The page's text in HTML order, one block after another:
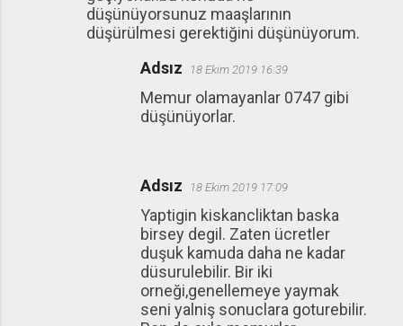
düşünüyorsunuz maaşlarının
düşürülmesi gerektiğini düşünüyorum.
Adsız
18 Ekim 2019 16:39
Memur olamayanlar 0747 gibi
düşünüyorlar.
Adsız 18 Ekim 2019 17:09
Yaptigin kiskancliktan baska
birsey degil. Zaten ücretler
duşuk kamuda daha ne kadar
düsurulebilir. Bir iki
orneği,genellemeye yaymak
seni yalniş sonuclara goturebilir.